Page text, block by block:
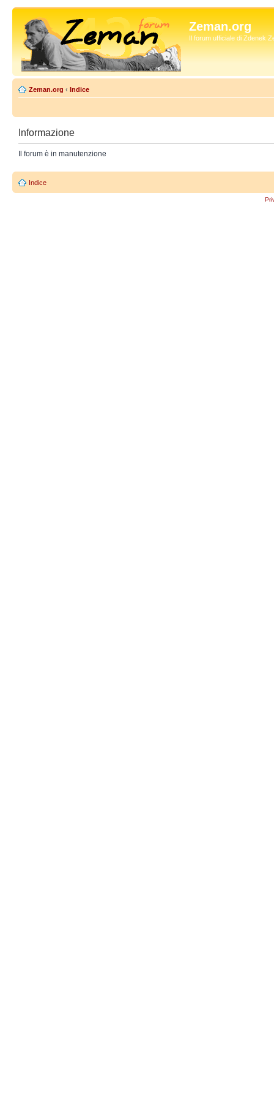
Zeman.org
Il forum ufficiale di Zdenek
Zeman.org ‹ Indice
Informazione
Il forum è in manutenzione
Indice